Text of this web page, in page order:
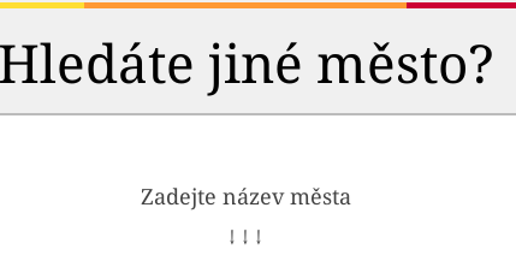
Hledáte jiné město?
Zadejte název města
↓ ↓ ↓